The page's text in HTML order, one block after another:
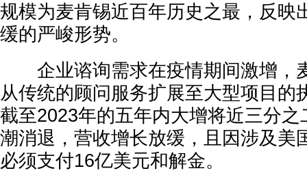
规模为麦肯锡近百年历史之最，反映
缓的严峻形势。
企业谘询需求在疫情期间激增，
从传统的顾问服务扩展至大型项目的
截至2023年的五年内大增将近三分
潮消退，营收增长放缓，且因涉及美
必须支付16亿美元和解金。